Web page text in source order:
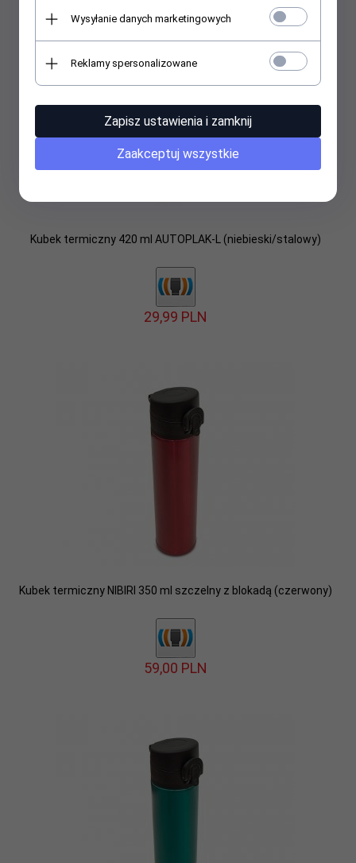
Kubek termiczny 420 ml AUTOPLAK-L (niebieski/stalowy)
29,99 PLN
Kubek termiczny NIBIRI 350 ml szczelny z blokadą (czerwony)
59,00 PLN
Wysyłanie danych marketingowych
Reklamy spersonalizowane
Zapisz ustawienia i zamknij
Zaakceptuj wszystkie